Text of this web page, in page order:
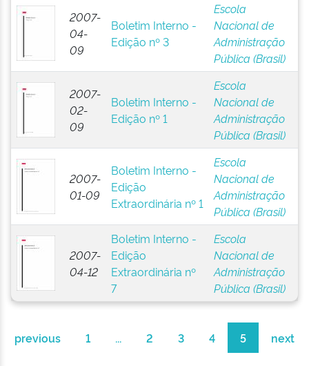
2007-
04-
09
Boletim Interno -
Edição nº 3
Escola
Nacional de
Administração
Pública (Brasil)
2007-
02-
09
Boletim Interno -
Edição nº 1
Escola
Nacional de
Administração
Pública (Brasil)
2007-
01-09
Boletim Interno -
Edição
Extraordinária nº 1
Escola
Nacional de
Administração
Pública (Brasil)
2007-
04-12
Boletim Interno -
Edição
Extraordinária nº
7
Escola
Nacional de
Administração
Pública (Brasil)
previous 1 ... 2 3 4 5 next